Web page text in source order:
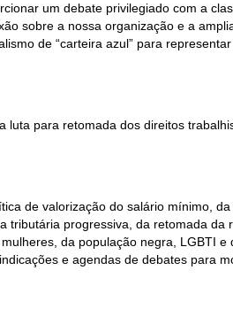
um debate privilegiado com a
sobre a nossa organização e a
de “carteira azul” para
para retomada dos direitos
de valorização do salário mínimo,
progressiva, da retomada da
da população negra, LGBTI e
e agendas de debates para